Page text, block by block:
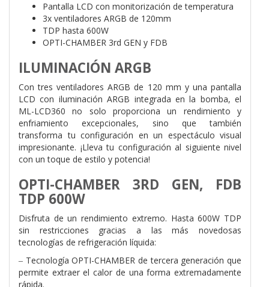
Pantalla LCD con monitorización de temperatura
3x ventiladores ARGB de 120mm
TDP hasta 600W
OPTI-CHAMBER 3rd GEN y FDB
ILUMINACIÓN ARGB
Con tres ventiladores ARGB de 120 mm y una pantalla
LCD con iluminación ARGB integrada en la bomba, el
ML-LCD360 no solo proporciona un rendimiento y
enfriamiento excepcionales, sino que también
transforma tu configuración en un espectáculo visual
impresionante. ¡Lleva tu configuración al siguiente nivel
con un toque de estilo y potencia!
OPTI-CHAMBER 3RD GEN, FDB
TDP 600W
Disfruta de un rendimiento extremo. Hasta 600W TDP
sin restricciones gracias a las más novedosas
tecnologías de refrigeración líquida:
‒ Tecnología OPTI-CHAMBER de tercera generación que
permite extraer el calor de una forma extremadamente
rápida.